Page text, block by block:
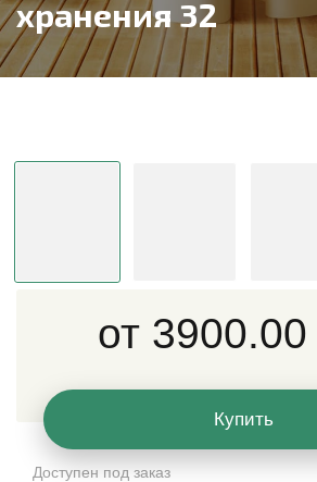
хранения 32
Доступен под заказ
от 3900.00
Купить